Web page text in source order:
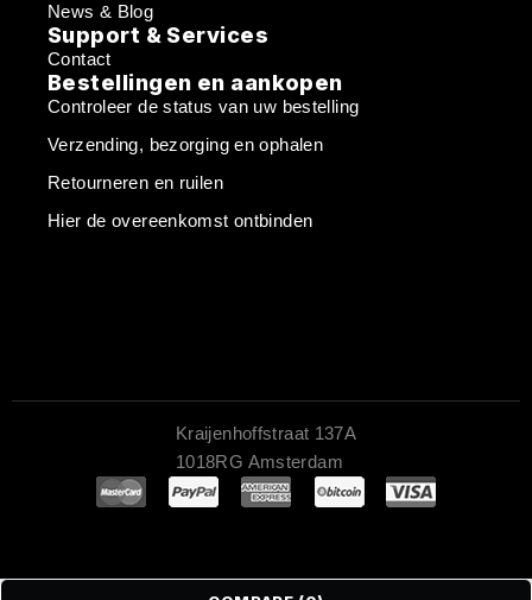
News & Blog
Support & Services
Contact
Bestellingen en aankopen
Controleer de status van uw bestelling
Verzending, bezorging en ophalen
Retourneren en ruilen
Hier de overeenkomst ontbinden
Kraijenhoffstraat 137A
1018RG Amsterdam